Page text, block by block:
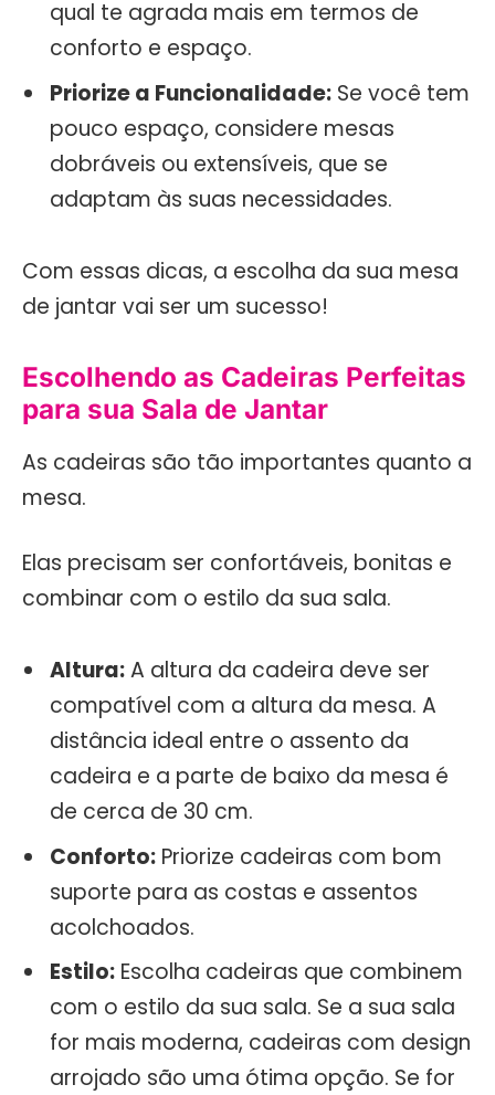
qual te agrada mais em termos de
conforto e espaço.
Priorize a Funcionalidade: Se você tem
pouco espaço, considere mesas
dobráveis ou extensíveis, que se
adaptam às suas necessidades.
Com essas dicas, a escolha da sua mesa
de jantar vai ser um sucesso!
Escolhendo as Cadeiras Perfeitas
para sua Sala de Jantar
As cadeiras são tão importantes quanto a
mesa.
Elas precisam ser confortáveis, bonitas e
combinar com o estilo da sua sala.
Altura:A altura da cadeira deve ser
compatível com a altura da mesa. A
distância ideal entre o assento da
cadeira e a parte de baixo da mesa é
de cerca de 30 cm.
Conforto: Priorize cadeiras com bom
suporte para as costas e assentos
acolchoados.
Estilo: Escolha cadeiras que combinem
com o estilo da sua sala. Se a sua sala
for mais moderna, cadeiras com design
arrojado são uma ótima opção. Se for